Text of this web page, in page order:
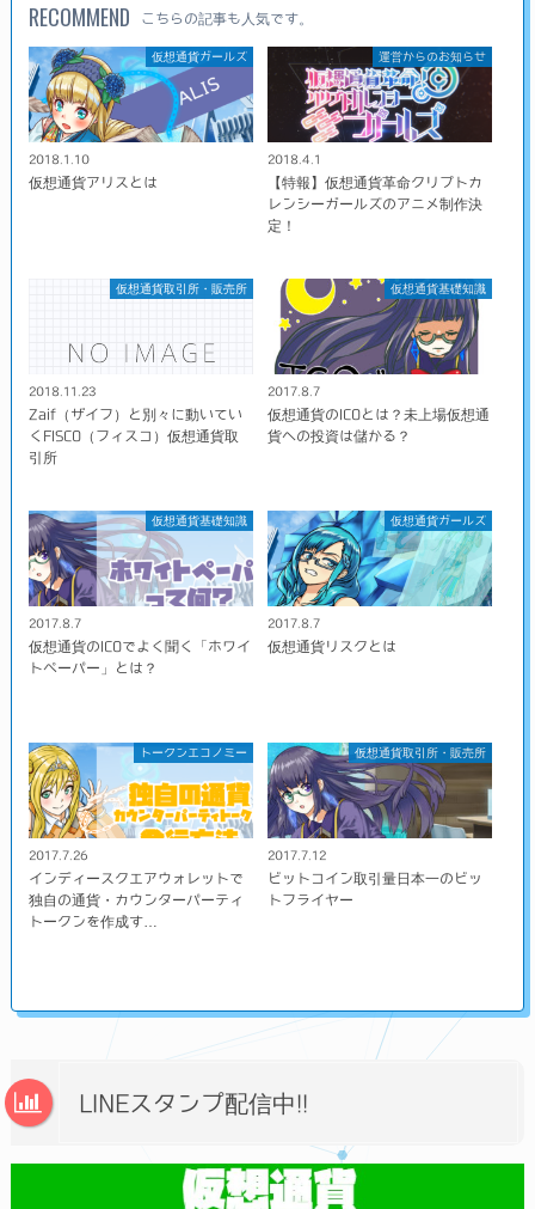
RECOMMEND こちらの記事も人気です。
仮想通貨ガールズ
2018.1.10
仮想通貨アリスとは
運営からのお知らせ
2018.4.1
【特報】仮想通貨革命クリプトカ
レンシーガールズのアニメ制作決
定！
仮想通貨取引所・販売所
2018.11.23
Zaif（ザイフ）と別々に動いてい
くFISCO（フィスコ）仮想通貨取
引所
仮想通貨基礎知識
2017.8.7
仮想通貨のICOとは？未上場仮想通
貨への投資は儲かる？
仮想通貨基礎知識
2017.8.7
仮想通貨のICOでよく聞く「ホワイ
トペーパー」とは？
仮想通貨ガールズ
2017.8.7
仮想通貨リスクとは
トークンエコノミー
2017.7.26
インディースクエアウォレットで
独自の通貨・カウンターパーティ
トークンを作成す…
仮想通貨取引所・販売所
2017.7.12
ビットコイン取引量日本一のビッ
トフライヤー
LINEスタンプ配信中!!